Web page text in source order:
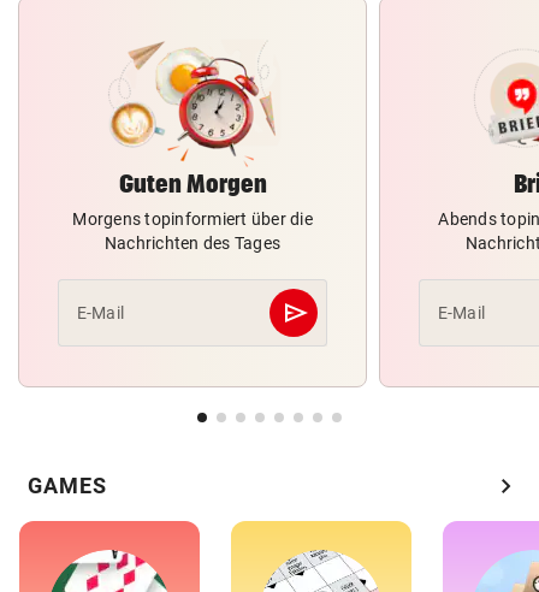
Guten Morgen
Morgens topinformiert über die
Nachrichten des Tages
E-Mail send
Abschicken
Abends
E-Mail
GAMES chevron_right